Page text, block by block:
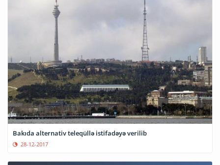
Bakıda alternativ teleqüllə istifadəyə verilib
28-12-2017